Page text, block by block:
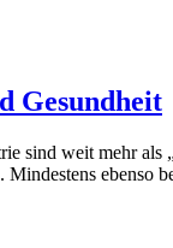
Gesundheit
sind weit mehr